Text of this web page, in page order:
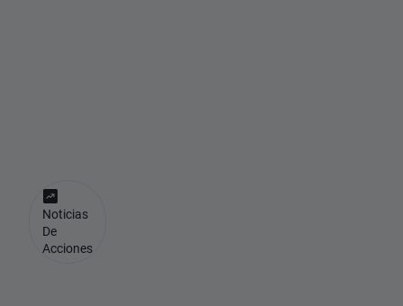
Noticias
De
Acciones